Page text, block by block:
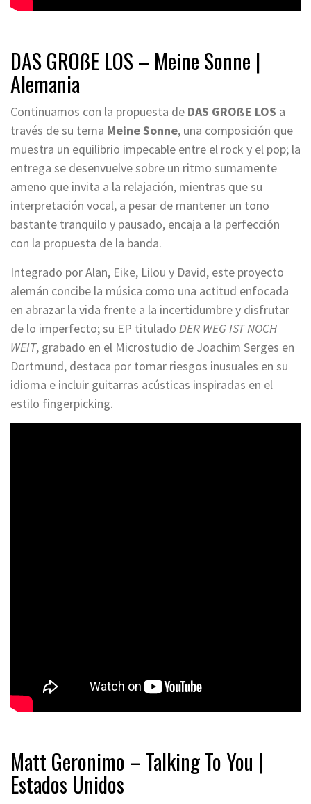
DAS GROßE LOS – Meine Sonne |
Alemania
Continuamos con la propuesta de DAS GROßE LOS a
través de su tema Meine Sonne, una composición que
muestra un equilibrio impecable entre el rock y el pop; la
entrega se desenvuelve sobre un ritmo sumamente
ameno que invita a la relajación, mientras que su
interpretación vocal, a pesar de mantener un tono
bastante tranquilo y pausado, encaja a la perfección
con la propuesta de la banda.
Integrado por Alan, Eike, Lilou y David, este proyecto
alemán concibe la música como una actitud enfocada
en abrazar la vida frente a la incertidumbre y disfrutar
de lo imperfecto; su EP titulado DER WEG IST NOCH
WEIT, grabado en el Microstudio de Joachim Serges en
Dortmund, destaca por tomar riesgos inusuales en su
idioma e incluir guitarras acústicas inspiradas en el
estilo fingerpicking.
Matt Geronimo – Talking To You |
Estados Unidos